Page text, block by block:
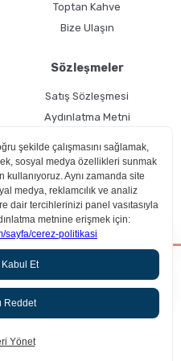
Toptan Kahve
Bize Ulaşın
Sözleşmeler
Satış Sözleşmesi
Aydınlatma Metni
Kullanım Koşulları
Çerez Politikası
Aradığın kahveyi beraber bulalım!